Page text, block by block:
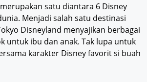
satu diantara 6 Disney
Menjadi salah satu destinasi
Disneyland menyajikan berbagai
untuk ibu dan anak. Tak lupa untuk
karakter Disney favorit si buah